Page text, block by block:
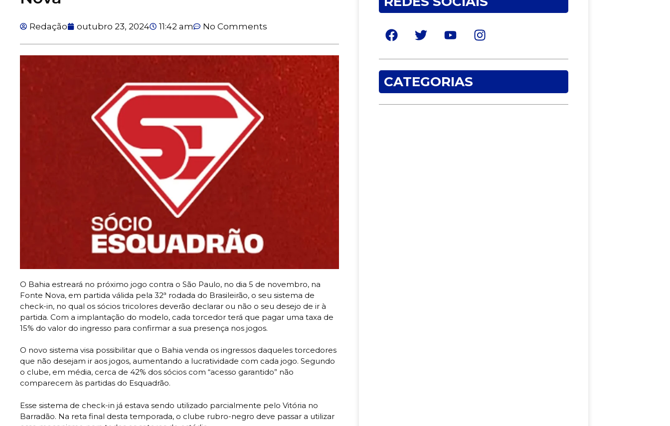
Redação outubro 23, 2024 11:42 am No Comments
O Bahia estreará no próximo jogo contra o São Paulo, no dia 5 de novembro, na
Fonte Nova, em partida válida pela 32ª rodada do Brasileirão, o seu sistema de
check-in, no qual os sócios tricolores deverão declarar ou não o seu desejo de ir à
partida. Com a implantação do modelo, cada torcedor terá que pagar uma taxa de
15% do valor do ingresso para confirmar a sua presença nos jogos.
O novo sistema visa possibilitar que o Bahia venda os ingressos daqueles torcedores
que não desejam ir aos jogos, aumentando a lucratividade com cada jogo. Segundo
o clube, em média, cerca de 42% dos sócios com “acesso garantido” não
comparecem às partidas do Esquadrão.
Esse sistema de check-in já estava sendo utilizado parcialmente pelo Vitória no
Barradão. Na reta final desta temporada, o clube rubro-negro deve passar a utilizar
CATEGORIAS